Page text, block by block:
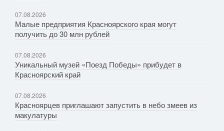
07.08.2026
Малые предприятия Красноярского края могут
получить до 30 млн рублей
07.08.2026
Уникальный музей «Поезд Победы» прибудет в
Красноярский край
07.08.2026
Красноярцев приглашают запустить в небо змеев из
макулатуры